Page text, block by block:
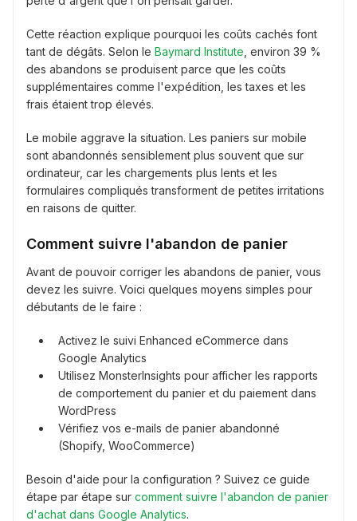
Cette réaction explique pourquoi les coûts cachés font
tant de dégâts. Selon le Baymard Institute , environ 39 %
des abandons se produisent parce que les coûts
supplémentaires comme l'expédition, les taxes et les
frais étaient trop élevés.
Le mobile aggrave la situation. Les paniers sur mobile
sont abandonnés sensiblement plus souvent que sur
ordinateur, car les chargements plus lents et les
formulaires compliqués transforment de petites irritations
en raisons de quitter.
Comment suivre l'abandon de panier
Avant de pouvoir corriger les abandons de panier, vous
devez les suivre. Voici quelques moyens simples pour
débutants de le faire :
Activez le suivi Enhanced eCommerce dans
Google Analytics
Utilisez MonsterInsights pour afficher les rapports
de comportement du panier et du paiement dans
WordPress
Vérifiez vos e-mails de panier abandonné
(Shopify, WooCommerce)
Besoin d'aide pour la configuration ? Suivez ce guide
étape par étape sur comment suivre l'abandon de panier
d'achat dans Google Analytics.